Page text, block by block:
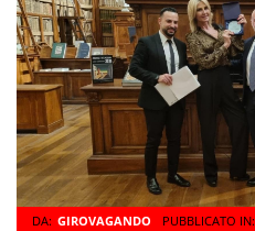
DA: GIROVAGANDO PUBBLICATO IN: